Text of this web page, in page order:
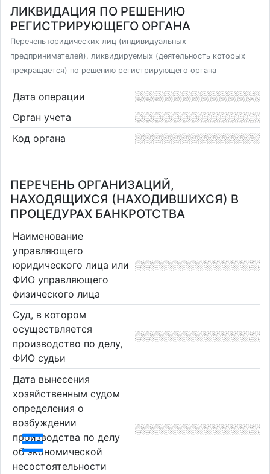
ЛИКВИДАЦИЯ ПО РЕШЕНИЮ
РЕГИСТРИРУЮЩЕГО ОРГАНА
Перечень юридических лиц (индивидуальных
предпринимателей), ликвидируемых (деятельность которых
прекращается) по решению регистрирующего органа
Дата операции
Орган учета
Код органа
ПЕРЕЧЕНЬ ОРГАНИЗАЦИЙ,
НАХОДЯЩИХСЯ (НАХОДИВШИХСЯ) В
ПРОЦЕДУРАХ БАНКРОТСТВА
Наименование
управляющего
юридического лица или
ФИО управляющего
физического лица
Суд, в котором
осуществляется
производство по делу,
ФИО судьи
Дата вынесения
хозяйственным судом
определения о
возбуждении
производства по делу
об экономической
несостоятельности